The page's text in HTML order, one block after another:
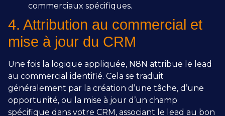
commerciaux spécifiques.
4. Attribution au commercial et
mise à jour du CRM
Une fois la logique appliquée, N8N attribue le lead
au commercial identifié. Cela se traduit
généralement par la création d’une tâche, d’une
opportunité, ou la mise à jour d’un champ
spécifique dans votre CRM, associant le lead au bon